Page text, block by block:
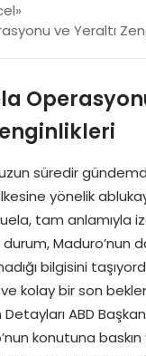
ve Yeraltı
uzun süredir
yönelik
tam anlamıyla
durum, Maduro’nun
bilgisini
ve kolay bir son
ABD
konutuna